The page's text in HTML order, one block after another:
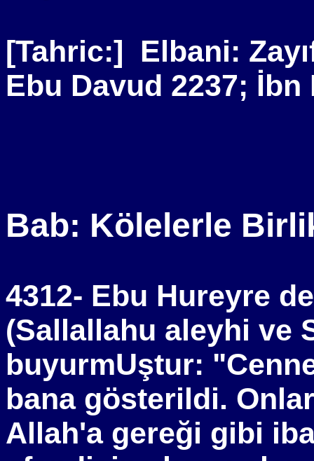
[Tahric:] Elbani:
Ebu Davud 2237; İbn
Bab: Kölelerle
4312- Ebu Hureyre
(Sallallahu aleyhi ve
buyurmUştur:
bana gösterildi.
Allah'a gereği gibi